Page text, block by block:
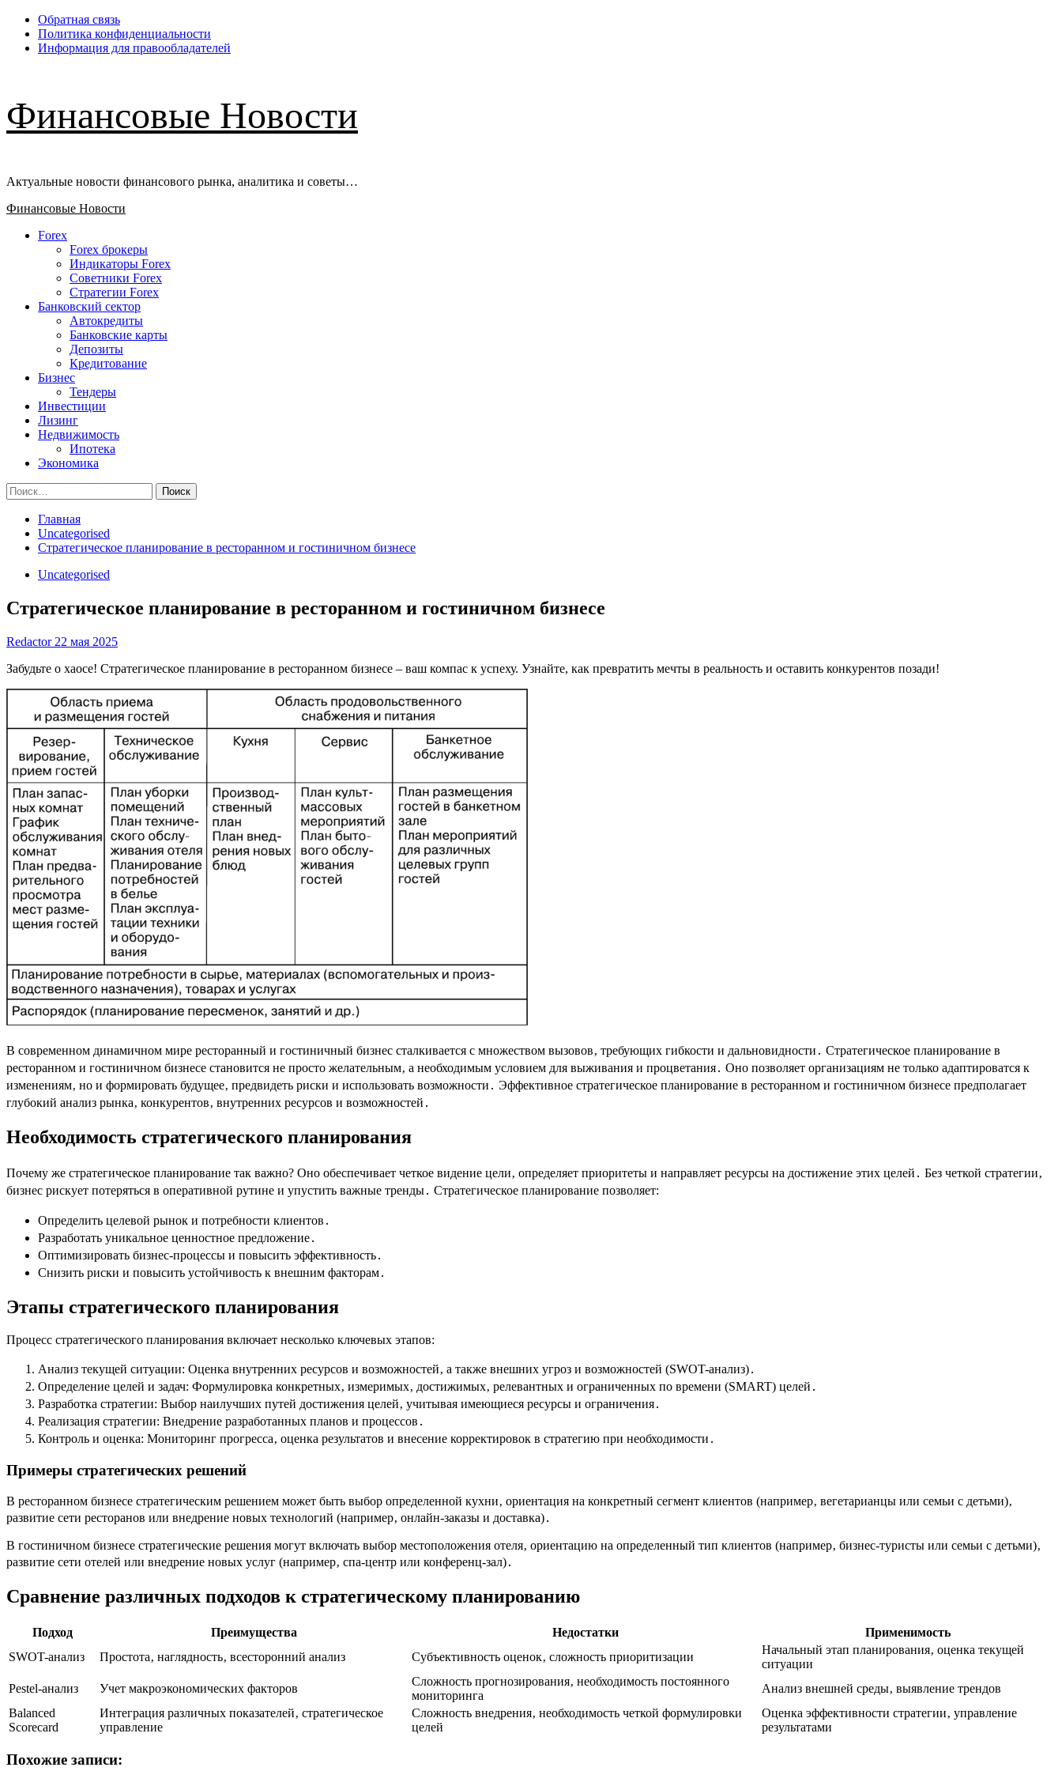
Перейти
содержимому
Обратная связь
Политика конфиденциальности
Информация для правообладателей
Финансовые Новости
Актуальные новости финансового рынка, аналитика и советы…
Основное
Финансовые Новости
Forex
Forex брокеры
Индикаторы Forex
Советники Forex
Стратегии Forex
Банковский сектор
Автокредиты
Банковские карты
Депозиты
Кредитование
Бизнес
Тендеры
Инвестиции
Лизинг
Недвижимость
Ипотека
Экономика
Найти:
Главная
Uncategorised
Стратегическое планирование в ресторанном и гостиничном бизнесе
Uncategorised
Стратегическое планирование в ресторанном и гостиничном бизнесе
Redactor 22 мая 2025
Забудьте о хаосе! Стратегическое планирование в ресторанном бизнесе – ваш компас к успеху. Узнайте, как превратить мечты в реальность и оставить конкурентов позади!
В современном динамичном мире ресторанный и гостиничный бизнес сталкивается с множеством вызовов‚ требующих гибкости и дальновидности․ Стратегическое планирование в
ресторанном и гостиничном бизнесе становится не просто желательным‚ а необходимым условием для выживания и процветания․ Оно позволяет организациям не только адаптироватся к
изменениям‚ но и формировать будущее‚ предвидеть риски и использовать возможности․ Эффективное стратегическое планирование в ресторанном и гостиничном бизнесе предполагает
глубокий анализ рынка‚ конкурентов‚ внутренних ресурсов и возможностей․
Необходимость стратегического планирования
Почему же стратегическое планирование так важно? Оно обеспечивает четкое видение цели‚ определяет приоритеты и направляет ресурсы на достижение этих целей․ Без четкой стратегии‚
бизнес рискует потеряться в оперативной рутине и упустить важные тренды․ Стратегическое планирование позволяет:
Определить целевой рынок и потребности клиентов․
Разработать уникальное ценностное предложение․
Оптимизировать бизнес-процессы и повысить эффективность․
Снизить риски и повысить устойчивость к внешним факторам․
Этапы стратегического планирования
Процесс стратегического планирования включает несколько ключевых этапов:
Анализ текущей ситуации: Оценка внутренних ресурсов и возможностей‚ а также внешних угроз и возможностей (SWOT-анализ)․
Определение целей и задач: Формулировка конкретных‚ измеримых‚ достижимых‚ релевантных и ограниченных по времени (SMART) целей․
Разработка стратегии: Выбор наилучших путей достижения целей‚ учитывая имеющиеся ресурсы и ограничения․
Реализация стратегии: Внедрение разработанных планов и процессов․
Контроль и оценка: Мониторинг прогресса‚ оценка результатов и внесение корректировок в стратегию при необходимости․
Примеры стратегических решений
В ресторанном бизнесе стратегическим решением может быть выбор определенной кухни‚ ориентация на конкретный сегмент клиентов (например‚ вегетарианцы или семьи с детьми)‚
развитие сети ресторанов или внедрение новых технологий (например‚ онлайн-заказы и доставка)․
В гостиничном бизнесе стратегические решения могут включать выбор местоположения отеля‚ ориентацию на определенный тип клиентов (например‚ бизнес-туристы или семьи с детьми)‚
развитие сети отелей или внедрение новых услуг (например‚ спа-центр или конференц-зал)․
Сравнение различных подходов к стратегическому планированию
Подход Преимущества Недостатки
Применимость
SWOT-анализ
Простота‚ наглядность‚ всесторонний анализ Субъективность оценок‚ сложность приоритизации
Начальный этап планирования‚ оценка текущей
ситуации
Pestel-анализ
Учет макроэкономических факторов
Сложность прогнозирования‚ необходимость постоянного
мониторинга
Анализ внешней среды‚ выявление трендов
Balanced
Scorecard
Интеграция различных показателей‚ стратегическое
управление
Сложность внедрения‚ необходимость четкой формулировки
целей
Оценка эффективности стратегии‚ управление
результатами
Похожие записи: